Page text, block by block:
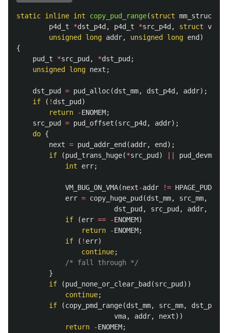
static inline int copy_pud_range(struct mm_struct
p4d_t
*dst_p4d , p4d_t *src_p4d , struct
unsigned
long addr, unsigned long end )
{
pud_t
*src_pud , *dst_pud ;
unsigned
long next ;
dst_pud = pud_alloc(dst_mm, dst_p4d , addr);
if
( ! dst_pud )
return
-ENOMEM;
src_pud
= pud_offset (src_p4d , addr);
do {
next = pud_addr_end (addr, end );
if
(pud_trans_huge(*src_pud ) pud_devmap
int
err;
VM_BUG_ON_VMA(next-addr !=
err = copy_huge_pud (dst_mm, src_mm,
dst_pud , src_pud , addr,
if
(err == -ENOMEM)
return
-ENOMEM;
if
( ! err)
continue;
/* fall through */
}
if
(pud_none_or_clear_bad (src_pud ))
continue;
if
(copy_pmd_range(dst_mm, src_mm, dst_pud
vma, addr, next))
return
-ENOMEM;